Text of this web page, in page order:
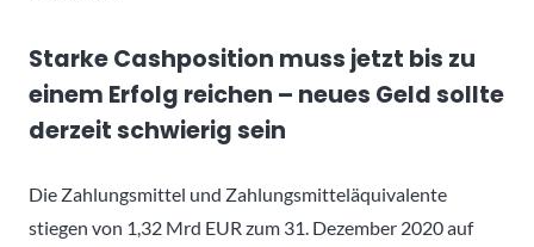
Starke Cashposition muss jetzt bis zu
einem Erfolg reichen – neues Geld sollte
derzeit schwierig sein
Die Zahlungsmittel und Zahlungsmitteläquivalente
stiegen von 1,32 Mrd EUR zum 31. Dezember 2020 auf